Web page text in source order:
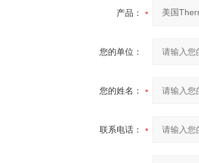
产品：
您的单位：
您的姓名：
联系电话：